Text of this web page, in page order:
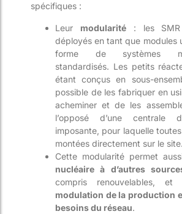
spécifiques :
Leur modularité: les SMR
déployés en tant que modules
forme de systèmes
standardisés. Les petits
étant conçus en sous-
possible de les fabriquer en
acheminer et de les
l’opposé d’une centrale
imposante, pour laquelle
montées directement sur le site.
Cette modularité permet
nucléaire à d’autres
compris renouvelables, et
modulation de la production
besoins du réseau.